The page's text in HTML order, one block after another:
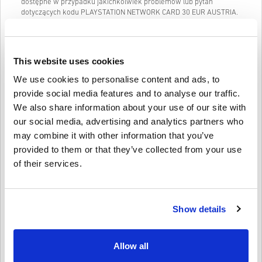
This website uses cookies
We use cookies to personalise content and ads, to
provide social media features and to analyse our traffic.
We also share information about your use of our site with
our social media, advertising and analytics partners who
may combine it with other information that you’ve
provided to them or that they’ve collected from your use
of their services.
Show details
Allow all
dostępne w przypadku jakichkolwiek problemów lub pytań
dotyczących kodu PLAYSTATION NETWORK CARD 30 EUR AUSTRIA.
proces zakupu PLAYSTATION NETWORK CARD 30 EUR AUSTRIA na
Jak to działa na Livecards.net
Nowy na Livecards.net? Kupowanie kodów cyfrowych jest szybkie i
proste:
Zastrzeżenie
Produktyw przedsprzedaży
magazynie zostaną dostarczone natychmiast w
Zakupy uznane za przeznaczone do użytku komercyjnego
Kupujesz tylko produkt cyfrowy.
zadawanymi pytaniami.